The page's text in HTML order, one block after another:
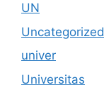
UN
Uncategorized
univer
Universitas